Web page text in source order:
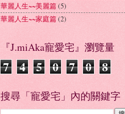
華麗人生~~美麗篇(5)
華麗人生~~家庭篇(2)
『J.miAka寵愛宅』瀏覽量
7 4 5 0 7 0 8
搜尋「寵愛宅」內的關鍵字